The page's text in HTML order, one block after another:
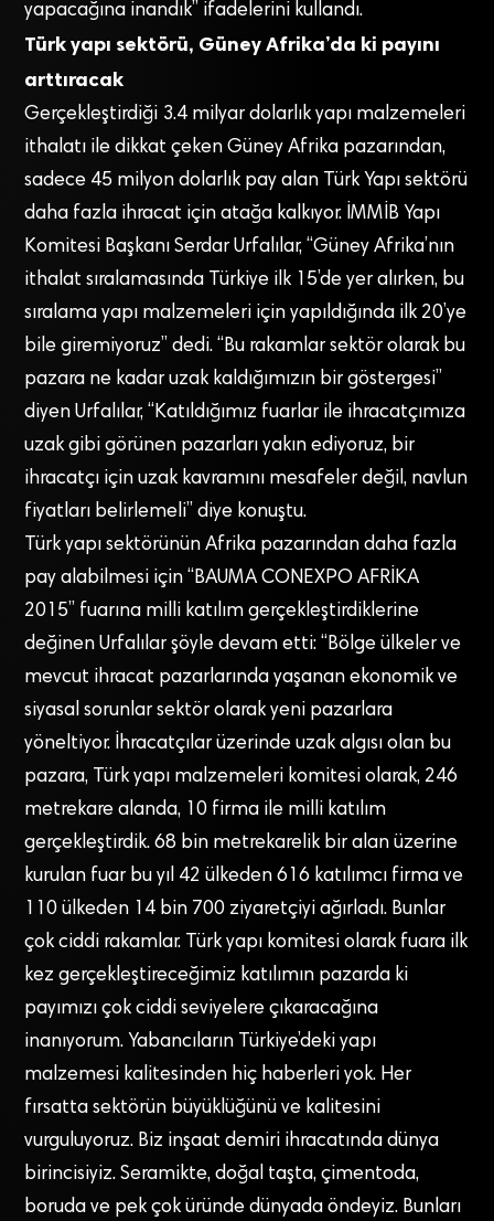
yapacağına inandık” ifadelerini kullandı.
Türk yapı sektörü, Güney Afrika’da ki payını
arttıracak
Gerçekleştirdiği 3.4 milyar dolarlık yapı malzemeleri
ithalatı ile dikkat çeken Güney Afrika pazarından,
sadece 45 milyon dolarlık pay alan Türk Yapı sektörü
daha fazla ihracat için atağa kalkıyor. İMMİB Yapı
Komitesi Başkanı Serdar Urfalılar, “Güney Afrika’nın
ithalat sıralamasında Türkiye ilk 15’de yer alırken, bu
sıralama yapı malzemeleri için yapıldığında ilk 20’ye
bile giremiyoruz” dedi. “Bu rakamlar sektör olarak bu
pazara ne kadar uzak kaldığımızın bir göstergesi”
diyen Urfalılar, “Katıldığımız fuarlar ile ihracatçımıza
uzak gibi görünen pazarları yakın ediyoruz, bir
ihracatçı için uzak kavramını mesafeler değil, navlun
fiyatları belirlemeli” diye konuştu.
Türk yapı sektörünün Afrika pazarından daha fazla
pay alabilmesi için “BAUMA CONEXPO AFRİKA
2015” fuarına milli katılım gerçekleştirdiklerine
değinen Urfalılar şöyle devam etti: “Bölge ülkeler ve
mevcut ihracat pazarlarında yaşanan ekonomik ve
siyasal sorunlar sektör olarak yeni pazarlara
yöneltiyor. İhracatçılar üzerinde uzak algısı olan bu
pazara, Türk yapı malzemeleri komitesi olarak, 246
metrekare alanda, 10 firma ile milli katılım
gerçekleştirdik. 68 bin metrekarelik bir alan üzerine
kurulan fuar bu yıl 42 ülkeden 616 katılımcı firma ve
110 ülkeden 14 bin 700 ziyaretçiyi ağırladı. Bunlar
çok ciddi rakamlar. Türk yapı komitesi olarak fuara ilk
kez gerçekleştireceğimiz katılımın pazarda ki
payımızı çok ciddi seviyelere çıkaracağına
inanıyorum. Yabancıların Türkiye’deki yapı
malzemesi kalitesinden hiç haberleri yok. Her
fırsatta sektörün büyüklüğünü ve kalitesini
vurguluyoruz. Biz inşaat demiri ihracatında dünya
birincisiyiz. Seramikte, doğal taşta, çimentoda,
boruda ve pek çok üründe dünyada öndeyiz. Bunları